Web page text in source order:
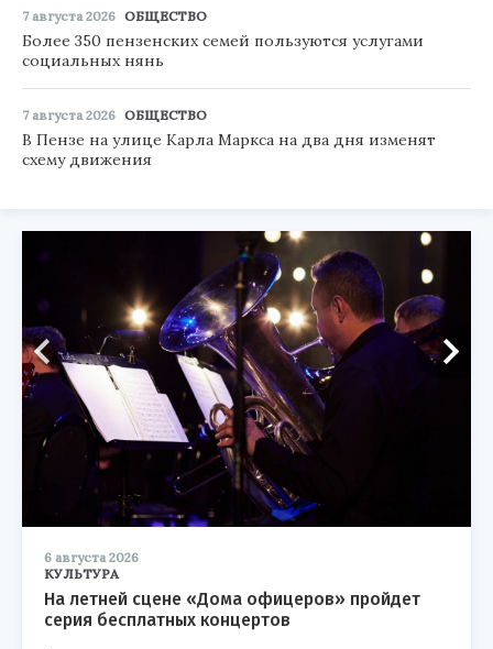
7 августа 2026 ОБЩЕСТВО
Более 350 пензенских семей пользуются услугами
социальных нянь
7 августа 2026 ОБЩЕСТВО
В Пензе на улице Карла Маркса на два дня изменят
схему движения
6 августа 2026
КУЛЬТУРА
На летней сцене «Дома офицеров» пройдет
серия бесплатных концертов